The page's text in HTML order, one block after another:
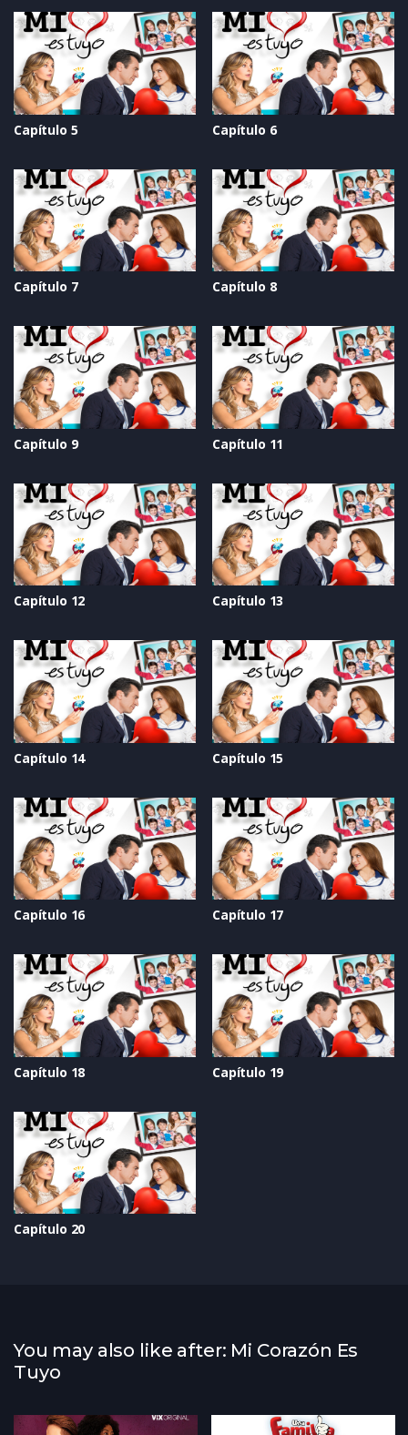
Capítulo 5 Capítulo 6
Capítulo 7 Capítulo 8
Capítulo 9 Capítulo 11
Capítulo 12 Capítulo 13
Capítulo 14 Capítulo 15
Capítulo 16 Capítulo 17
Capítulo 18 Capítulo 19
Capítulo 20
You may also like after: Mi Corazón Es
Tuyo